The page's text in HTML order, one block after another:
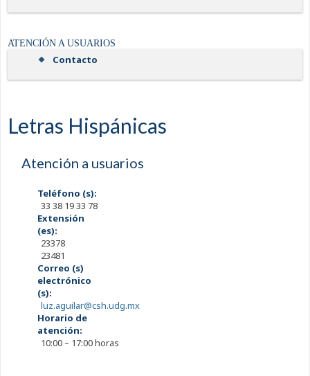
ATENCIÓN A USUARIOS
Contacto
Letras Hispánicas
Atención a usuarios
Teléfono (s):
33 38 19 33 78
Extensión
(es):
23378
23481
Correo (s)
electrónico
(s):
luz.aguilar@csh.udg.mx
Horario de
atención:
10:00 – 17:00 horas